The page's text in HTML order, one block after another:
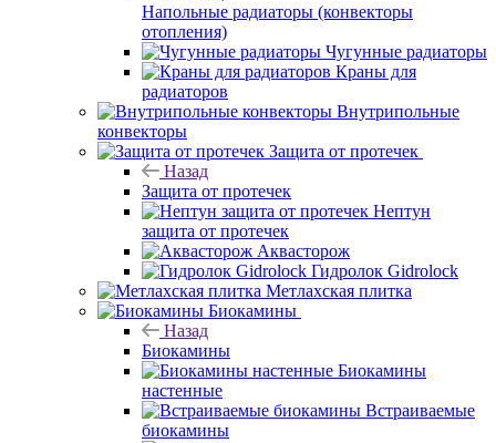
Напольные радиаторы (конвекторы
отопления)
Чугунные радиаторы
Краны для
радиаторов
Внутрипольные
конвекторы
Защита от протечек
Назад
Защита от протечек
Нептун
защита от протечек
Аквасторож
Гидролок Gidrolock
Метлахская плитка
Биокамины
Назад
Биокамины
Биокамины
настенные
Встраиваемые
биокамины